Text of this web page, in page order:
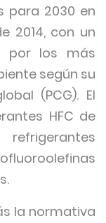
para 2030 en
2014, con un
por los más
según su
(PCG). El
HFC de
la normativa